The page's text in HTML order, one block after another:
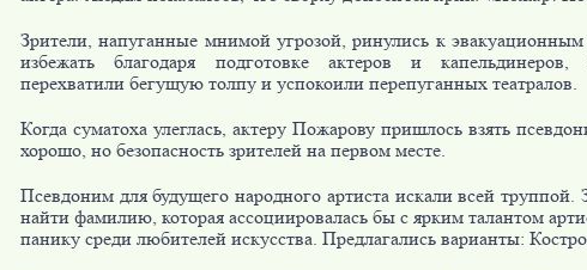
Зрители, напуганные мнимой угрозой, ринулись к
избежать благодаря подготовке актеров и капельдинеров,
перехватили бегущую толпу и успокоили перепуганных театралов.
Когда суматоха улеглась, актеру Пожарову пришлось взять
хорошо, но безопасность зрителей на первом месте.
Псевдоним для будущего народного артиста искали всей труппой.
найти фамилию, которая ассоциировалась бы с ярким талантом
панику среди любителей искусства. Предлагались варианты: